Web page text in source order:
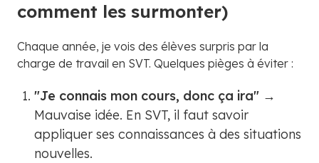
comment les surmonter)
Chaque année, je vois des élèves surpris par la
charge de travail en SVT. Quelques pièges à éviter :
"Je connais mon cours, donc ça ira" →
Mauvaise idée. En SVT, il faut savoir
appliquer ses connaissances à des situations
nouvelles.